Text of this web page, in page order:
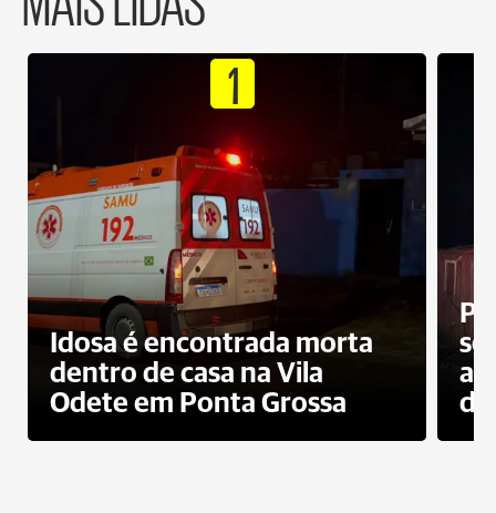
1
Idosa é encontrada morta
dentro de casa na Vila
Odete em Ponta Grossa
do